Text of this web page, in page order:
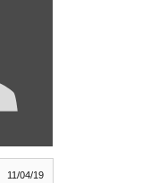
11/04/19